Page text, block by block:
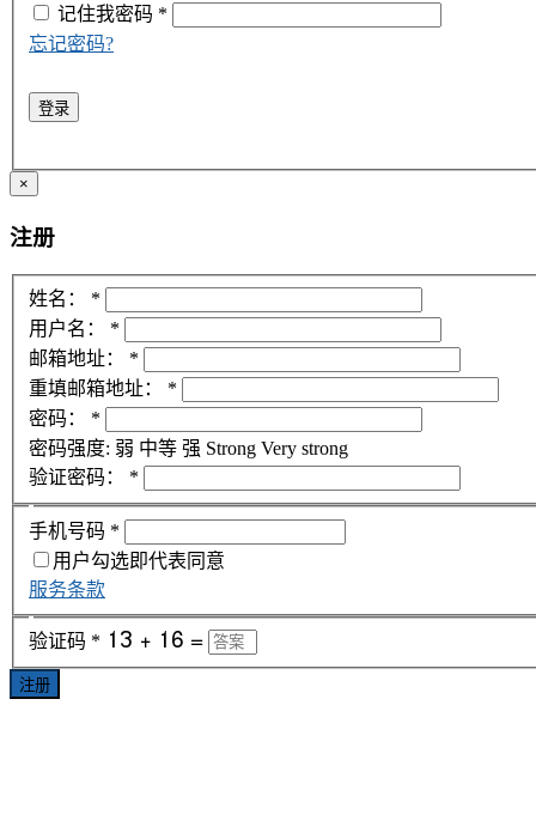
密码 *
记住我
忘记密码?
登录
×
注册
姓名：
*
用户名：
*
邮箱地址：
*
重填邮箱地址：
*
密码：
*
密码强度: 弱 中等 强 Strong Very strong
验证密码：
*
手机号码 *
用户勾选即代表同意
服务条款
验证码 *
注册